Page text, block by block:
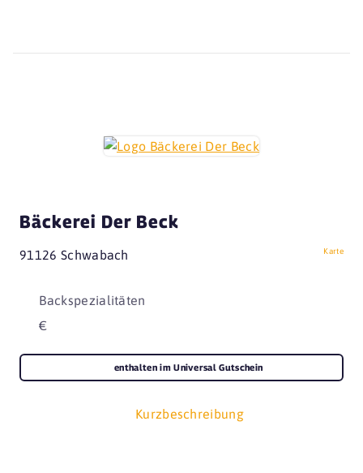
Bäckerei Der Beck
91126 Schwabach Karte
Backspezialitäten
€
Kurzbeschreibung
enthalten im Universal Gutschein